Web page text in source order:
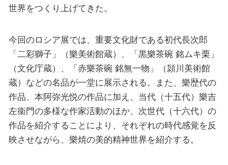
世界をつくり上げてきた。
今回のロシア展では、重要文化財である初代長次郎
「二彩獅子」（樂美術館蔵）、「黒樂茶碗 銘ムキ栗」
（文化庁蔵）、「赤樂茶碗 銘無一物」（頴川美術館
蔵）などの名品が一堂に展示される。また、樂歴代の
作品、本阿弥光悦の作品に加え、当代（十五代）樂吉
左衞門の多様な作家活動のほか、次世代（十六代）の
作品を紹介することにより、それぞれの時代感覚を反
映させながら、樂焼の美的精神世界を紹介する。